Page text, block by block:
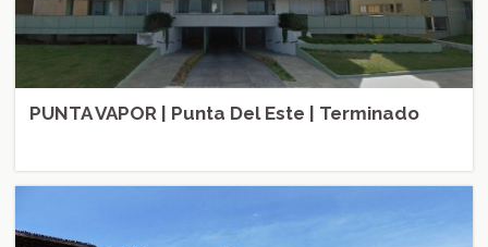
PUNTA VAPOR | Punta Del Este | Terminado